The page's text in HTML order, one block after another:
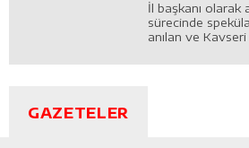
İl başkanı olarak
sürecinde
anılan ve
DEVA Partisi
görüşlerini
Başmısırlı,
pandemide
GAZETELER